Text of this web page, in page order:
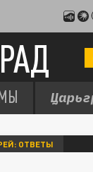
ОТВЕТЫ